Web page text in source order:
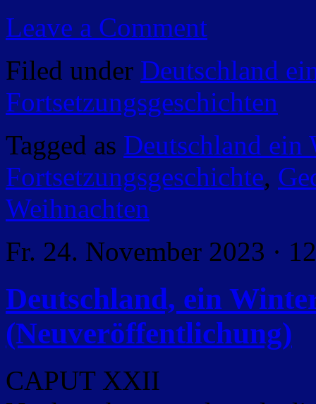
Leave a Comment
Filed under Deutschland
Fortsetzungsgeschichten
Tagged as Deutschland ein
Fortsetzungsgeschichte,
Weihnachten
Fr. 24. November 2023 ·
Deutschland, ein
(Neuveröffentlichung)
CAPUT XXII